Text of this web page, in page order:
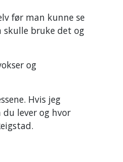
før man kunne se
bruke det og
og
Hvis jeg
lever og hvor